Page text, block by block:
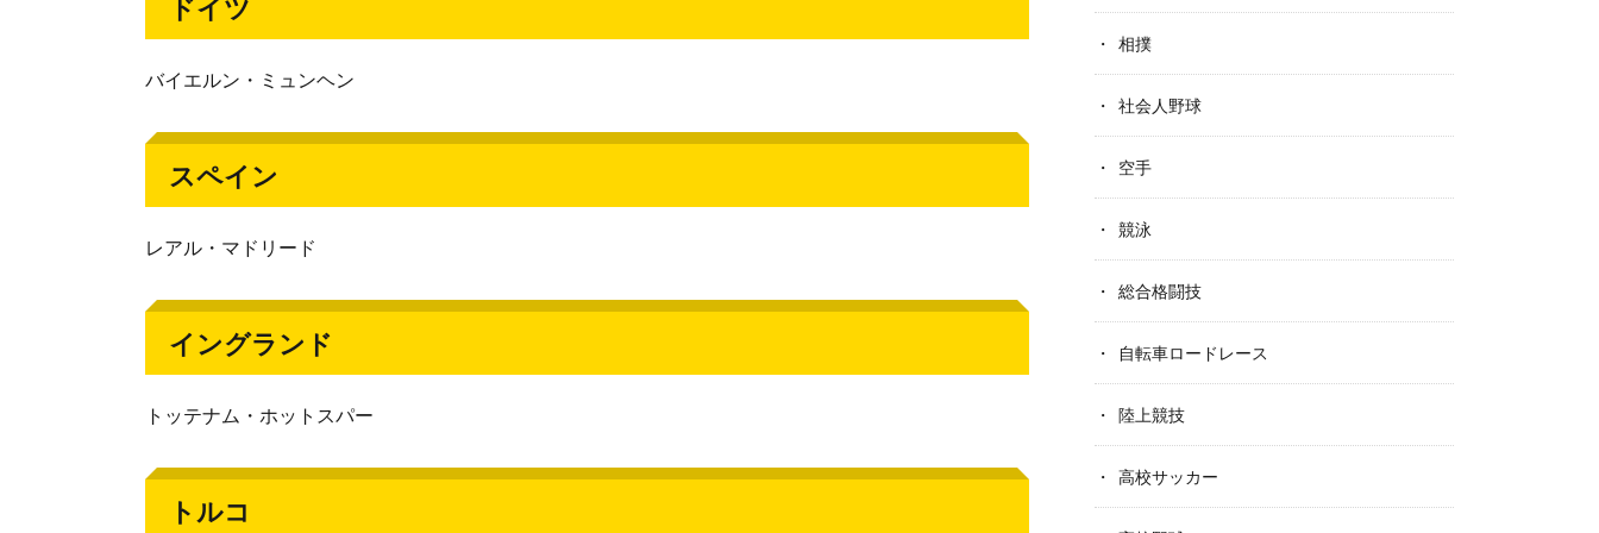
ドイツ
バイエルン・ミュンヘン
スペイン
レアル・マドリード
イングランド
トッテナム・ホットスパー
トルコ
相撲
社会人野球
空手
競泳
総合格闘技
自転車ロードレース
陸上競技
高校サッカー